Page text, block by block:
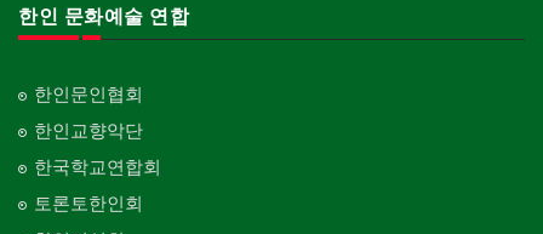
한인 문화예술 연합
한인문인협회
한인교향악단
한국학교연합회
토론토한인회